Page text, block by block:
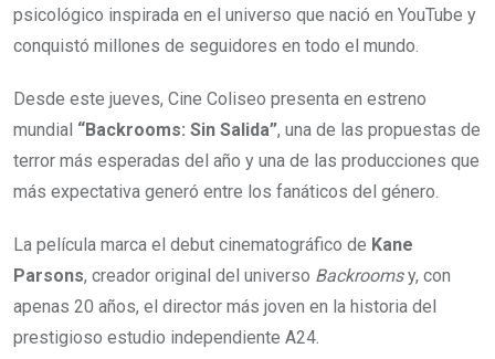
psicológico inspirada en el universo que nació en YouTube y
conquistó millones de seguidores en todo el mundo.
Desde este jueves, Cine Coliseo presenta en estreno
mundial “Backrooms: Sin Salida”, una de las propuestas de
terror más esperadas del año y una de las producciones que
más expectativa generó entre los fanáticos del género.
La película marca el debut cinematográfico de Kane
Parsons, creador original del universo Backroomsy, con
apenas 20 años, el director más joven en la historia del
prestigioso estudio independiente A24.